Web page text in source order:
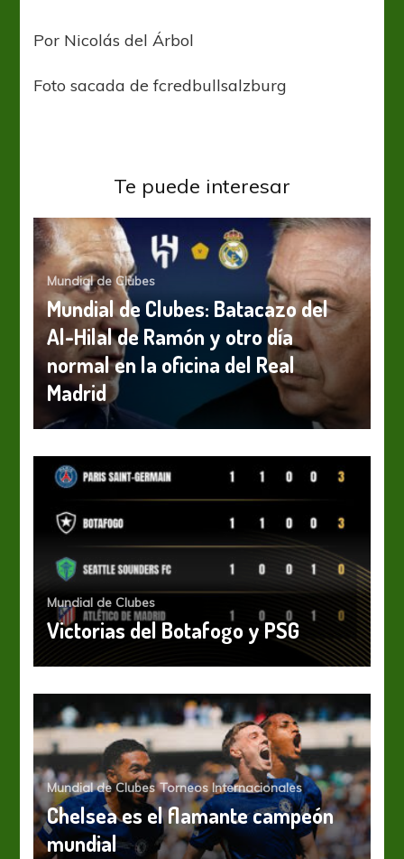
Por Nicolás del Árbol
Foto sacada de fcredbullsalzburg
Te puede interesar
Mundial de Clubes
Mundial de Clubes: Batacazo del
Al-Hilal de Ramón y otro día
normal en la oficina del Real
Madrid
Mundial de Clubes
Victorias del Botafogo y PSG
Mundial de Clubes Torneos Internacionales
Chelsea es el flamante campeón
mundial